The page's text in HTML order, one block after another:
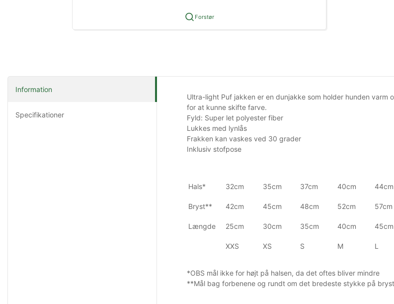
Forstør
Information
Specifikationer
Ultra-light Puf jakken er en dunjakke som holder hunden
for at kunne skifte farve.
Fyld: Super let polyester fiber
Lukkes med lynlås
Frakken kan vaskes ved 30 grader
Inklusiv stofpose
Hals* 32cm 35cm 37cm 40cm 44cm
Bryst** 42cm 45cm 48cm 52cm 57cm
Længde 25cm 30cm 35cm 40cm 45cm
XXS XS S M L
*OBS mål ikke for højt på halsen, da det oftes bliver mindre
**Mål bag forbenene og rundt om det bredeste stykke på